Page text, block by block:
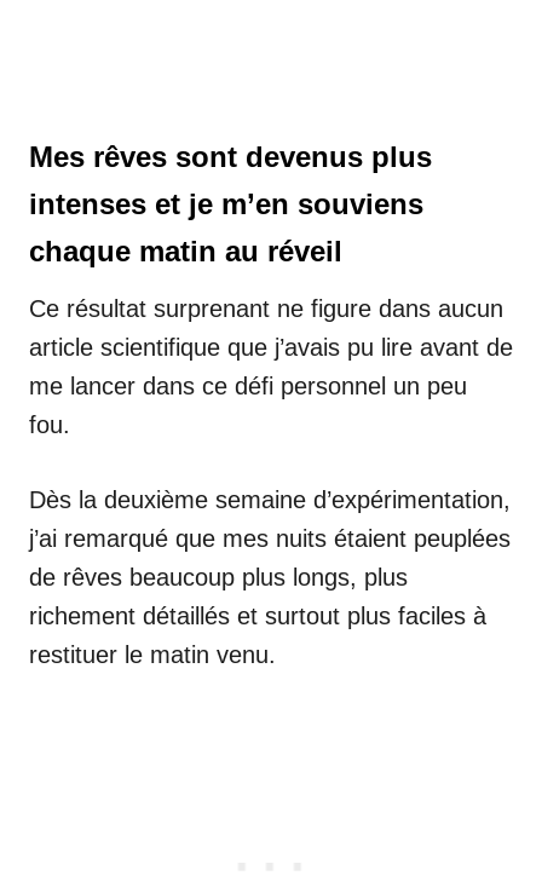
Mes rêves sont devenus plus
intenses et je m’en souviens
chaque matin au réveil
Ce résultat surprenant ne figure dans aucun
article scientifique que j’avais pu lire avant de
me lancer dans ce défi personnel un peu
fou.
Dès la deuxième semaine d’expérimentation,
j’ai remarqué que mes nuits étaient peuplées
de rêves beaucoup plus longs, plus
richement détaillés et surtout plus faciles à
restituer le matin venu.